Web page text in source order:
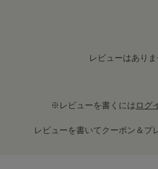
レビューはありま
※レビューを書くにはログ
レビューを書いてクーポン＆プ